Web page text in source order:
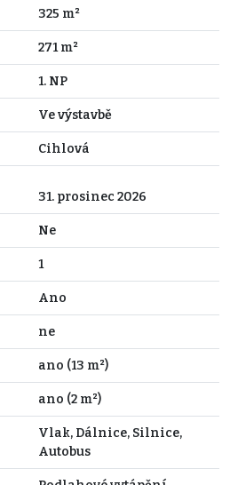
325 m²
271 m²
1. NP
Ve výstavbě
Cihlová
31. prosinec 2026
Ne
1
Ano
ne
ano (13 m²)
ano (2 m²)
Vlak, Dálnice, Silnice,
Autobus